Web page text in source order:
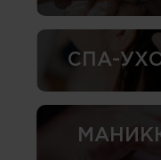
СПА-